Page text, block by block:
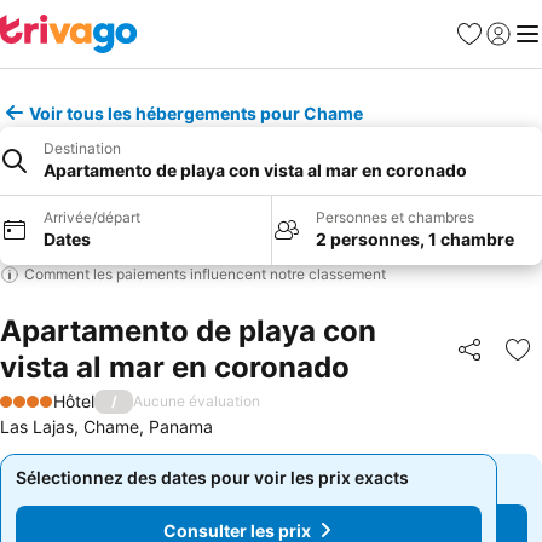
Favoris
Se
Voir tous les hébergements pour Chame
Destination
Apartamento de playa con vista al mar en coronado
Arrivée/départ
Dates
Personnes et chambres
2 personnes, 1 chambre
Comment les paiements influencent notre classement
Apartamento de playa con
vista al mar en coronado
Partager
4 Étoiles
Hôtel / Aucune évaluation
Las Lajas, Chame, Panama
Sélectionnez des dates pour voir les prix exacts
Consulter les prix
Sélectionnez des dates pour voir les prix exacts
Consulter les prix